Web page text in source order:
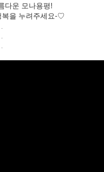
다운 모나용평!
복을 누려주세요-♡